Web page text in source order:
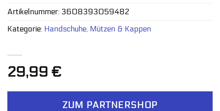
29,99 €
ZUM PARTNERSHOP
Artikelnummer: 3608393059482
Kategorie: Handschuhe, Mützen & Kappen